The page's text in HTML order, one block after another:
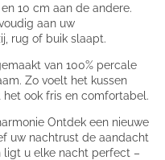
10 cm aan de andere.
aan uw
rug of buik slaapt.
van 100% percale
Zo voelt het kussen
ook fris en comfortabel.
Ontdek een nieuwe
uw nachtrust de aandacht
ligt u elke nacht perfect –